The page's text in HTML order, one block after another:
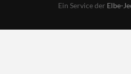
Ein Service der Elbe-